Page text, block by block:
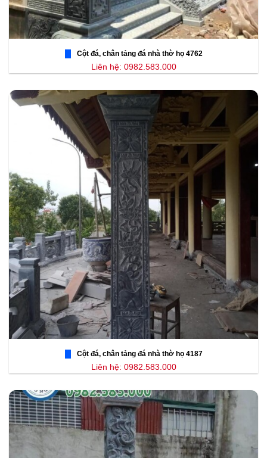
Cột đá, chân tảng đá nhà thờ họ 4762
Liên hệ: 0982.583.000
Cột đá, chân tảng đá nhà thờ họ 4187
Liên hệ: 0982.583.000